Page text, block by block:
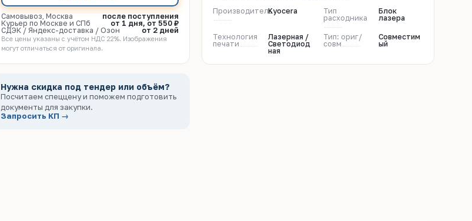
Самовывоз, Москва
после поступления
Курьер по Москве и СПб
от 1 дня, от 550 ₽
СДЭК / Яндекс-доставка / Озон
от 2 дней
Все цены указаны с учётом НДС 22%. Изображения
могут отличаться от оригинала.
Нужна скидка под тендер или объём?
Посчитаем спеццену и поможем подготовить
документы для закупки.
Запросить КП →
ПроизводительKyocera
Тип
расходника
Блок
лазера
Технология
печати
Лазерная /
Светодиод
ная
Тип: ориг/
совм
Совместим
ый